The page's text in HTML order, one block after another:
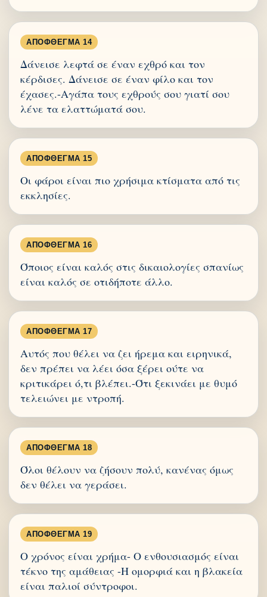
ΑΠΌΦΘΕΓΜΑ 14
Δάνεισε λεφτά σε έναν εχθρό και τον
κέρδισες. Δάνεισε σε έναν φίλο και τον
έχασες.-Αγάπα τους εχθρούς σου γιατί σου
λένε τα ελαττώματά σου.
ΑΠΌΦΘΕΓΜΑ 15
Οι φάροι είναι πιο χρήσιμα κτίσματα από τις
εκκλησίες.
ΑΠΌΦΘΕΓΜΑ 16
Όποιος είναι καλός στις δικαιολογίες σπανίως
είναι καλός σε οτιδήποτε άλλο.
ΑΠΌΦΘΕΓΜΑ 17
Αυτός που θέλει να ζει ήρεμα και ειρηνικά,
δεν πρέπει να λέει όσα ξέρει ούτε να
κριτικάρει ό,τι βλέπει.-Ότι ξεκινάει με θυμό
τελειώνει με ντροπή.
ΑΠΌΦΘΕΓΜΑ 18
Όλοι θέλουν να ζήσουν πολύ, κανένας όμως
δεν θέλει να γεράσει.
ΑΠΌΦΘΕΓΜΑ 19
Ο χρόνος είναι χρήμα- Ο ενθουσιασμός είναι
τέκνο της αμάθειας -Η ομορφιά και η βλακεία
είναι παλιοί σύντροφοι.